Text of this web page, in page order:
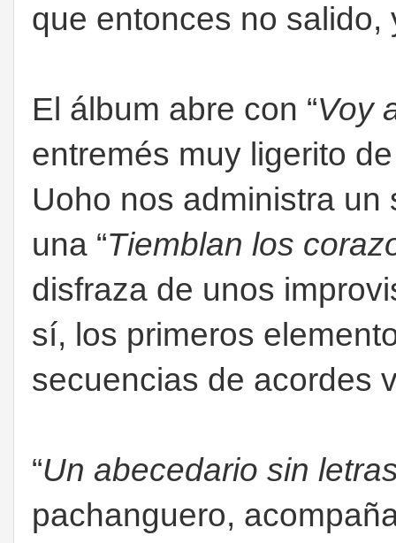
que entonces no
El álbum abre con “Voy
entremés muy ligerito
Uoho nos administra
una “Tiemblan los
disfraza de unos
sí, los primeros
secuencias de acordes
“Un abecedario sin
pachanguero,